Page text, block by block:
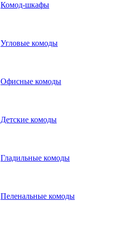
Комод-шкафы
Угловые комоды
Офисные комоды
Детские комоды
Гладильные комоды
Пеленальные комоды